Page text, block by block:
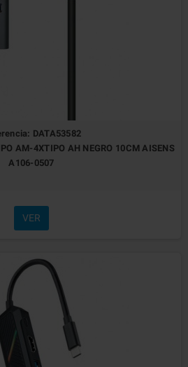
DATA53582
AM-4XTIPO AH NEGRO 10CM AISENS
A106-0507
VER